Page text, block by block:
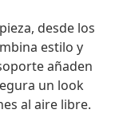
desde los
estilo y
añaden
un look
al aire libre.